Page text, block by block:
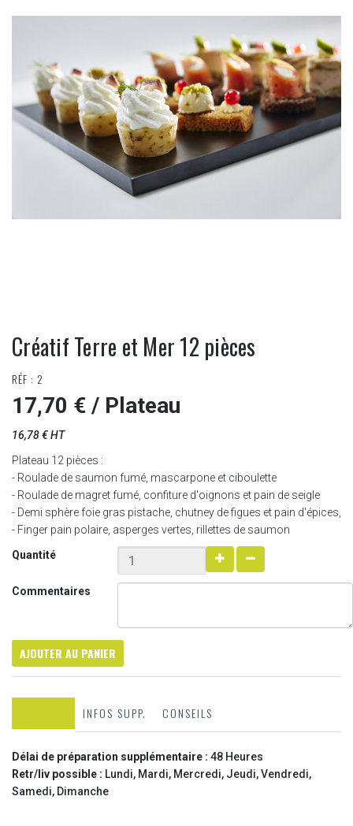
Créatif Terre et Mer 12 pièces
RÉF : 2
17,70 € / Plateau
16,78 € HT
Plateau 12 pièces :
- Roulade de saumon fumé, mascarpone et ciboulette
- Roulade de magret fumé, confiture d'oignons et pain de seigle
- Demi sphère foie gras pistache, chutney de figues et pain d'épices,
- Finger pain polaire, asperges vertes, rillettes de saumon
Quantité
Commentaires
AJOUTER AU PANIER
INFOS SUPP. CONSEILS
Délai de préparation supplémentaire : 48 Heures
Retr/liv possible : Lundi, Mardi, Mercredi, Jeudi, Vendredi,
Samedi, Dimanche